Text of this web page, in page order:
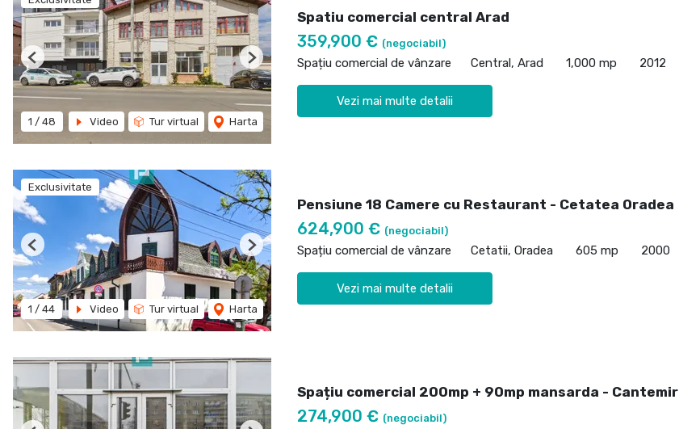
1 / 48 Video Tur virtual Harta
Previous Next
Spatiu comercial central Arad
359,900 € (negociabil)
Spațiu comercial de vânzare Central, Arad 1,000 mp 2012
Vezi mai multe detalii
Exclusivitate
1 / 44 Video Tur virtual Harta
Previous Next
Pensiune 18 Camere cu Restaurant - Cetatea Oradea
624,900 € (negociabil)
Spațiu comercial de vânzare Cetatii, Oradea 605 mp 2000
Vezi mai multe detalii
Spațiu comercial 200mp + 90mp mansarda - Cantemir
274,900 € (negociabil)